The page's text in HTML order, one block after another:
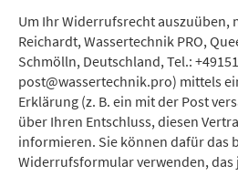
Um Ihr Widerrufsrecht auszuüben,
Reichardt, Wassertechnik PRO,
Schmölln, Deutschland, Tel.:
post@wassertechnik.pro) mittels
Erklärung (z. B. ein mit der Post
über Ihren Entschluss, diesen
informieren. Sie können dafür das
Widerrufsformular verwenden, das